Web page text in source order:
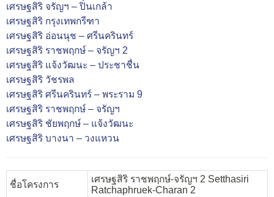
เศรษฐสิริ จรัญฯ – ปิ่นเกล้า
เศรษฐสิริ กรุงเทพกรีฑา
เศรษฐสิริ อ่อนนุช – ศรีนครินทร์
เศรษฐสิริ ราชพฤกษ์ – จรัญฯ 2
เศรษฐสิริ แจ้งวัฒนะ – ประชาชื่น
เศรษฐสิริ วัชรพล
เศรษฐสิริ ศรีนครินทร์ – พระราม 9
เศรษฐสิริ ราชพฤกษ์ – จรัญฯ
เศรษฐสิริ ชัยพฤกษ์ – แจ้งวัฒนะ
เศรษฐสิริ บางนา – วงแหวน
ชื่อโครงการ
เศรษฐสิริ ราชพฤกษ์-จรัญฯ 2 Setthasiri
Ratchaphruek-Charan 2